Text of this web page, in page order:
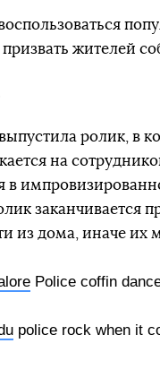
жителей
ролик, в
на
в
заканчивается
из дома, иначе
Police coffin
police rock when it